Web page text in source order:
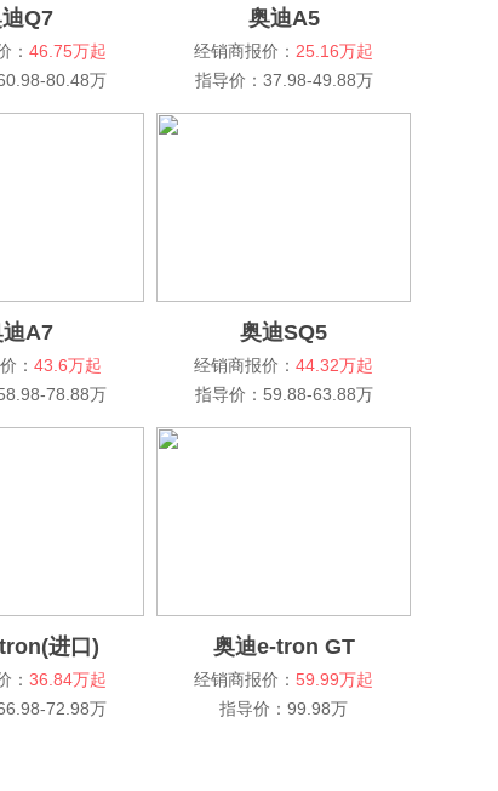
Q7
： 46.75万起
80.48万
奥迪A5
经销商报价： 25.16万起
指导价：37.98-49.88万
A7
： 43.6万起
78.88万
奥迪SQ5
经销商报价： 44.32万起
指导价：59.88-63.88万
进口)
： 36.84万起
72.98万
奥迪e-tron GT
经销商报价： 59.99万起
指导价：99.98万